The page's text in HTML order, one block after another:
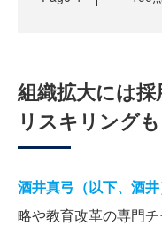
組織拡大には
リスキリングも
酒井真弓（以下、酒
略や教育改革の専門